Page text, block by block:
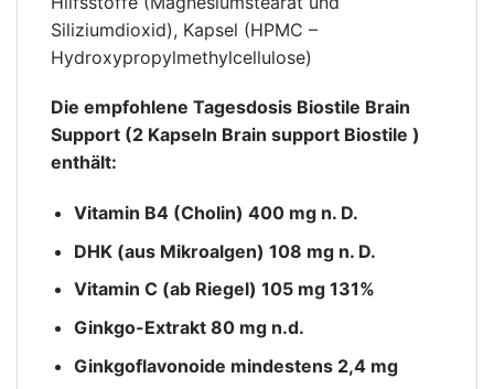
Siliziumdioxid), Kapsel (HPMC –
Hydroxypropylmethylcellulose)
Die empfohlene Tagesdosis Biostile Brain
Support (2 Kapseln Brain support Biostile )
enthält:
Vitamin B4 (Cholin) 400 mg n. D.
DHK (aus Mikroalgen) 108 mg n. D.
Vitamin C (ab Riegel) 105 mg 131%
Ginkgo-Extrakt 80 mg n.d.
Ginkgoflavonoide mindestens 2,4 mg